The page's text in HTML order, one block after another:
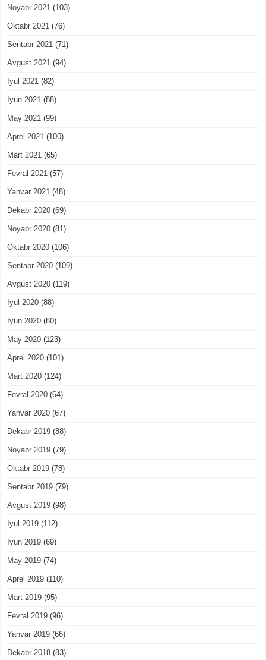
Noyabr 2021 (103)
Oktabr 2021 (76)
Sentabr 2021 (71)
Avgust 2021 (94)
Iyul 2021 (82)
Iyun 2021 (88)
May 2021 (99)
Aprel 2021 (100)
Mart 2021 (65)
Fevral 2021 (57)
Yanvar 2021 (48)
Dekabr 2020 (69)
Noyabr 2020 (81)
Oktabr 2020 (106)
Sentabr 2020 (109)
Avgust 2020 (119)
Iyul 2020 (88)
Iyun 2020 (80)
May 2020 (123)
Aprel 2020 (101)
Mart 2020 (124)
Fevral 2020 (64)
Yanvar 2020 (67)
Dekabr 2019 (88)
Noyabr 2019 (79)
Oktabr 2019 (78)
Sentabr 2019 (79)
Avgust 2019 (98)
Iyul 2019 (112)
Iyun 2019 (69)
May 2019 (74)
Aprel 2019 (110)
Mart 2019 (95)
Fevral 2019 (96)
Yanvar 2019 (66)
Dekabr 2018 (83)